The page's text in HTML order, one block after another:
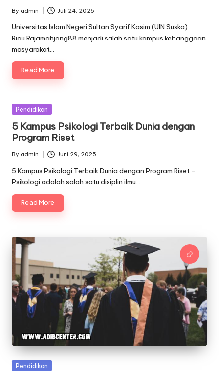
Posted
by
By admin Juli 24, 2025
Universitas Islam Negeri Sultan Syarif Kasim (UIN Suska)
Riau Rajamahjong88 menjadi salah satu kampus kebanggaan
masyarakat…
Read More
Posted
Pendidikan
5 Kampus Psikologi Terbaik Dunia dengan
Program Riset
Posted
by
By admin Juni 29, 2025
5 Kampus Psikologi Terbaik Dunia dengan Program Riset -
Psikologi adalah salah satu disiplin ilmu…
Read More
Posted
Pendidikan